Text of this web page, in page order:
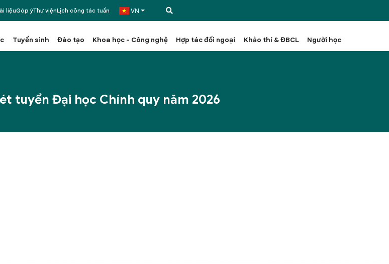
liệuGóp ýThư việnLịch công tác tuần VN
Tuyển sinh Đào tạo Khoa học - Công nghệ Hợp tác đối ngoại Khảo thí & ĐBCL Người học
tuyển Đại học Chính quy năm 2026